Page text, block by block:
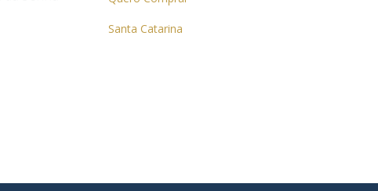
Santa Catarina